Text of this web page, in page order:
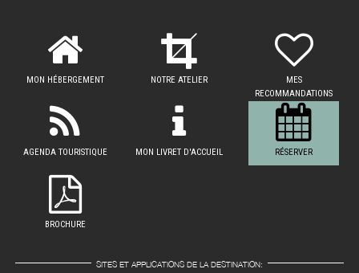
MON HÉBERGEMENT NOTRE ATELIER
MES
RECOMMANDATIONS
AGENDA TOURISTIQUE MON LIVRET D'ACCUEIL RÉSERVER
BROCHURE
SITES ET APPLICATIONS DE LA DESTINATION: